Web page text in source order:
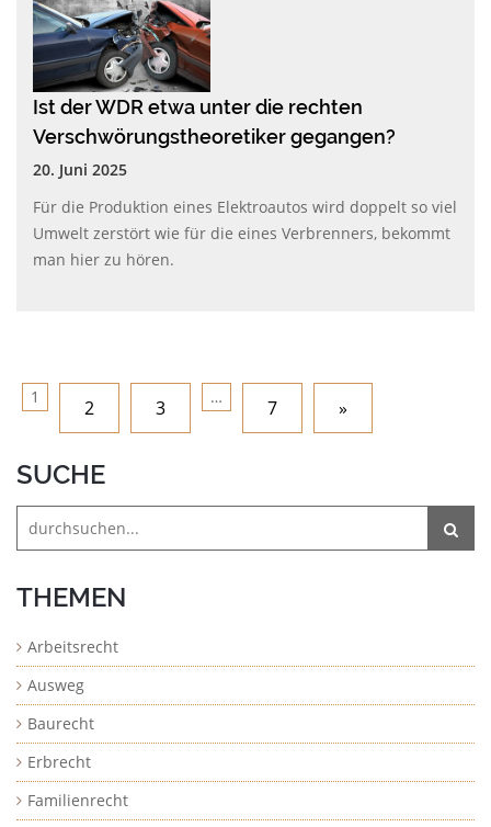
Ist der WDR etwa unter die rechten
Verschwörungstheoretiker gegangen?
20. Juni 2025
Für die Produktion eines Elektroautos wird doppelt so viel
Umwelt zerstört wie für die eines Verbrenners, bekommt
man hier zu hören.
1 2 3 … 7 »
SUCHE
THEMEN
Arbeitsrecht
Ausweg
Baurecht
Erbrecht
Familienrecht